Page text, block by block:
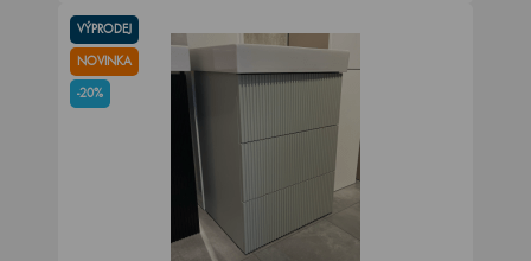
VÝPRODEJ
NOVINKA
-20%